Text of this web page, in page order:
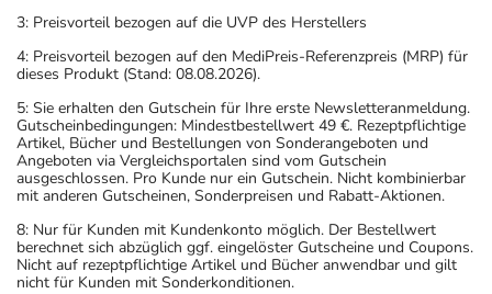
3: Preisvorteil bezogen auf die UVP des Herstellers
4: Preisvorteil bezogen auf den MediPreis-Referenzpreis (MRP) für
dieses Produkt (Stand: 08.08.2026).
5: Sie erhalten den Gutschein für Ihre erste Newsletteranmeldung.
Gutscheinbedingungen: Mindestbestellwert 49 €. Rezeptpflichtige
Artikel, Bücher und Bestellungen von Sonderangeboten und
Angeboten via Vergleichsportalen sind vom Gutschein
ausgeschlossen. Pro Kunde nur ein Gutschein. Nicht kombinierbar
mit anderen Gutscheinen, Sonderpreisen und Rabatt-Aktionen.
8: Nur für Kunden mit Kundenkonto möglich. Der Bestellwert
berechnet sich abzüglich ggf. eingelöster Gutscheine und Coupons.
Nicht auf rezeptpflichtige Artikel und Bücher anwendbar und gilt
nicht für Kunden mit Sonderkonditionen.